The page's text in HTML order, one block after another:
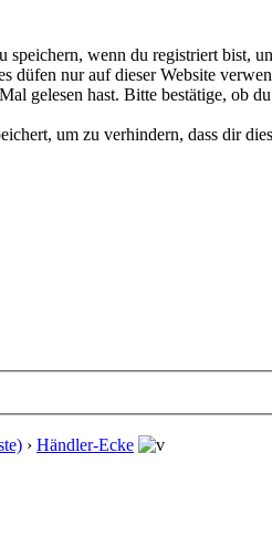
wenn du registriert bist,
düfen nur auf dieser Website
gelesen hast. Bitte bestätige, ob
um zu verhindern, dass dir
› Händler-Ecke